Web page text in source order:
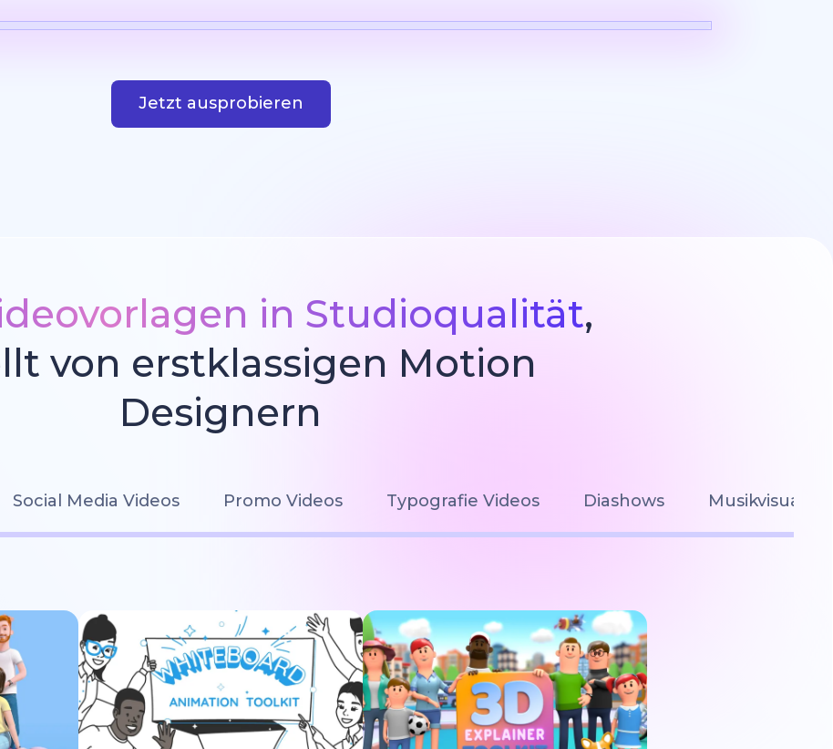
Jetzt ausprobieren
in Studioqualität,
von erstklassigen Motion
Designern
Social Media Videos Promo Videos Typografie Videos Diashows